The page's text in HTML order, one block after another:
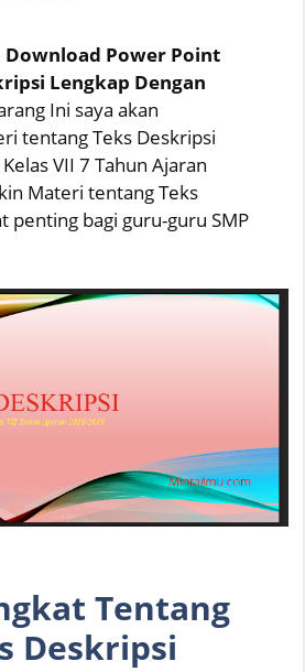
Download Power Point
Lengkap Dengan
Ini saya akan
tentang Teks Deskripsi
VII 7 Tahun Ajaran
Materi tentang Teks
penting bagi guru-guru SMP
Tentang
Deskripsi